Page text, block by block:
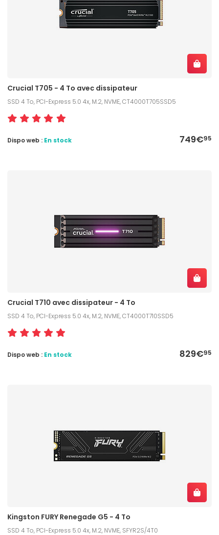
Crucial T705 - 4 To avec dissipateur
SSD 4 To, PCI-Express 5.0 4x, M.2, NVME, CT4000T705SSD5
749€95
Dispo web : En stock
Crucial T710 avec dissipateur - 4 To
SSD 4 To, PCI-Express 5.0 4x, M.2, NVME, CT4000T710SSD5
829€95
Dispo web : En stock
Kingston FURY Renegade G5 - 4 To
SSD 4 To, PCI-Express 5.0 4x, M.2, NVME, SFYR2S/4T0